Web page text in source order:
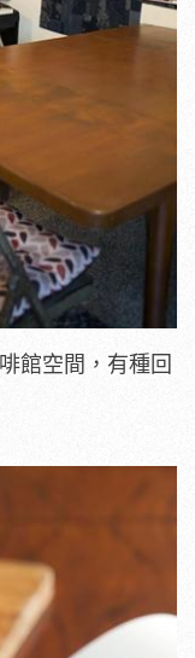
館空間，有種回